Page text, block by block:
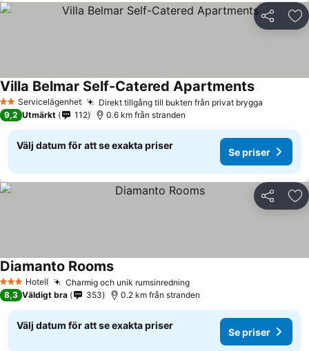
Dela
2 StjärnorServicelägenhet Direkt tillgång till bukten från privat brygga
Villa Belmar Self-Catered Apartments
9,2 Utmärkt 112 0.6 km från stranden
Välj datum för att se exakta priser
Se priser
Dela
3 StjärnorHotell Charmig och unik rumsinredning
Diamanto Rooms
8,3 Väldigt bra 353 0.2 km från stranden
Välj datum för att se exakta priser
Se priser